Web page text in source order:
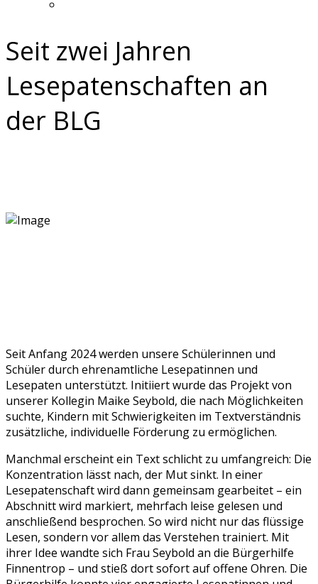
Seit zwei Jahren
Lesepatenschaften an
der BLG
Seit Anfang 2024 werden unsere Schülerinnen und
Schüler durch ehrenamtliche Lesepatinnen und
Lesepaten unterstützt. Initiiert wurde das Projekt von
unserer Kollegin Maike Seybold, die nach Möglichkeiten
suchte, Kindern mit Schwierigkeiten im Textverständnis
zusätzliche, individuelle Förderung zu ermöglichen.
Manchmal erscheint ein Text schlicht zu umfangreich: Die
Konzentration lässt nach, der Mut sinkt. In einer
Lesepatenschaft wird dann gemeinsam gearbeitet – ein
Abschnitt wird markiert, mehrfach leise gelesen und
anschließend besprochen. So wird nicht nur das flüssige
Lesen, sondern vor allem das Verstehen trainiert. Mit
ihrer Idee wandte sich Frau Seybold an die Bürgerhilfe
Finnentrop – und stieß dort sofort auf offene Ohren. Die